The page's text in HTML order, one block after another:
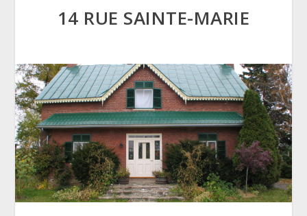
14 RUE SAINTE-MARIE